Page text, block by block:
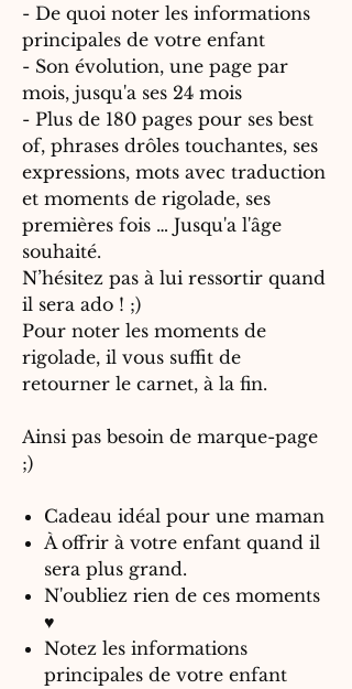
- De quoi noter les informations
principales de votre enfant
- Son évolution, une page par
mois, jusqu'a ses 24 mois
- Plus de 180 pages pour ses best
of, phrases drôles touchantes, ses
expressions, mots avec traduction
et moments de rigolade, ses
premières fois … Jusqu'a l'âge
souhaité.
N’hésitez pas à lui ressortir quand
il sera ado ! ;)
Pour noter les moments de
rigolade, il vous suffit de
retourner le carnet, à la fin.
Ainsi pas besoin de marque-page
;)
Cadeau idéal pour une maman
À offrir à votre enfant quand il
sera plus grand.
N'oubliez rien de ces moments
♥
Notez les informations
principales de votre enfant